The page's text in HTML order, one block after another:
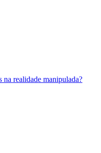
na realidade manipulada?